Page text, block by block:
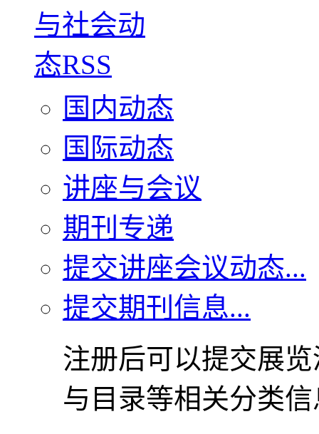
国内动态
国际动态
讲座与会议
期刊专递
提交讲座会议动态...
提交期刊信息...
注册后可以提交展
与目录等相关分类